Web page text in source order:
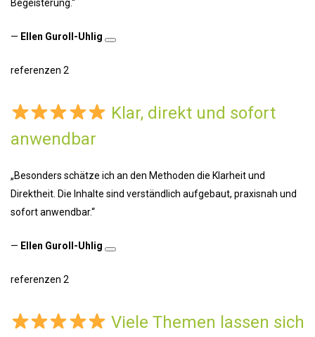
Begeisterung.“
— Ellen Guroll-Uhlig
referenzen 2
Klar, direkt und sofort
anwendbar
„Besonders schätze ich an den Methoden die Klarheit und
Direktheit. Die Inhalte sind verständlich aufgebaut, praxisnah und
sofort anwendbar.“
— Ellen Guroll-Uhlig
referenzen 2
Viele Themen lassen sich